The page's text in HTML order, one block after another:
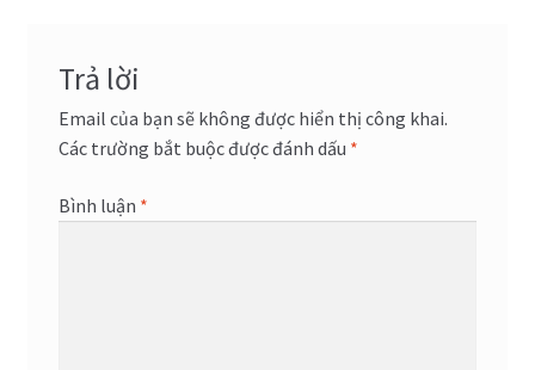
Trả lời
Email của bạn sẽ không được hiển thị công khai.
Các trường bắt buộc được đánh dấu *
Bình luận *